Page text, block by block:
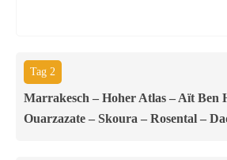
Tag 2
Marrakesch – Hoher Atlas – Aït Ben
Ouarzazate – Skoura – Rosental –